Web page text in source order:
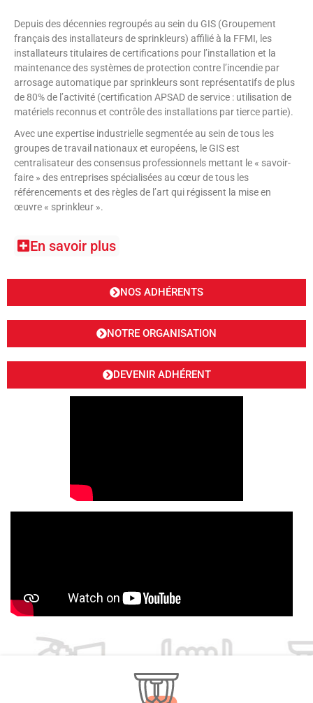
Depuis des décennies regroupés au sein du GIS (Groupement
français des installateurs de sprinkleurs) affilié à la FFMI, les
installateurs titulaires de certifications pour l’installation et la
maintenance des systèmes de protection contre l’incendie par
arrosage automatique par sprinkleurs sont représentatifs de plus
de 80% de l’activité (certification APSAD de service : utilisation de
matériels reconnus et contrôle des installations par tierce partie).
Avec une expertise industrielle segmentée au sein de tous les
groupes de travail nationaux et européens, le GIS est
centralisateur des consensus professionnels mettant le « savoir-
faire » des entreprises spécialisées au cœur de tous les
référencements et des règles de l’art qui régissent la mise en
œuvre « sprinkleur ».
En savoir plus
NOS ADHÉRENTS
NOTRE ORGANISATION
DEVENIR ADHÉRENT